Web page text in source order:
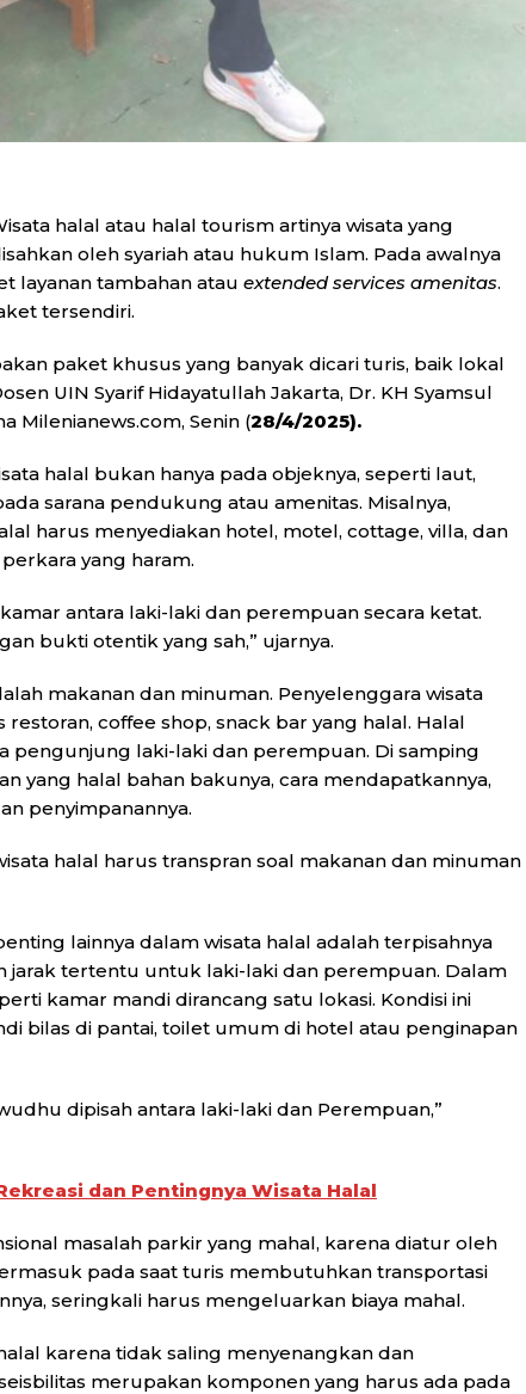
halal atau halal tourism artinya wisata yang
oleh syariah atau hukum Islam. Pada awalnya
layanan tambahan atau extended services amenitas.
tersendiri.
paket khusus yang banyak dicari turis, baik lokal
UIN Syarif Hidayatullah Jakarta, Dr. KH Syamsul
Milenianews.com, Senin (28/4/2025).
halal bukan hanya pada objeknya, seperti laut,
sarana pendukung atau amenitas. Misalnya,
harus menyediakan hotel, motel, cottage, villa, dan
yang haram.
antara laki-laki dan perempuan secara ketat.
bukti otentik yang sah,” ujarnya.
makanan dan minuman. Penyelenggara wisata
restoran, coffee shop, snack bar yang halal. Halal
pengunjung laki-laki dan perempuan. Di samping
yang halal bahan bakunya, cara mendapatkannya,
penyimpanannya.
halal harus transpran soal makanan dan minuman
lainnya dalam wisata halal adalah terpisahnya
jarak tertentu untuk laki-laki dan perempuan. Dalam
kamar mandi dirancang satu lokasi. Kondisi ini
bilas di pantai, toilet umum di hotel atau penginapan
dipisah antara laki-laki dan Perempuan,”
dan Pentingnya Wisata Halal
masalah parkir yang mahal, karena diatur oleh
pada saat turis membutuhkan transportasi
seringkali harus mengeluarkan biaya mahal.
karena tidak saling menyenangkan dan
merupakan komponen yang harus ada pada